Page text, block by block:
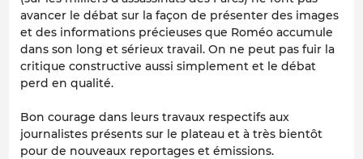
avancer le débat sur la façon de présenter des images
et des informations précieuses que Roméo accumule
dans son long et sérieux travail. On ne peut pas fuir la
critique constructive aussi simplement et le débat
perd en qualité.
Bon courage dans leurs travaux respectifs aux
journalistes présents sur le plateau et à très bientôt
pour de nouveaux reportages et émissions.